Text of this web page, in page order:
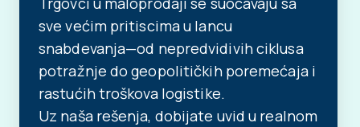
sve većim pritiscima u lancu
snabdevanja—od nepredvidivih ciklusa
potražnje do geopolitičkih poremećaja i
rastućih troškova logistike.
Uz naša rešenja, dobijate uvid u realnom